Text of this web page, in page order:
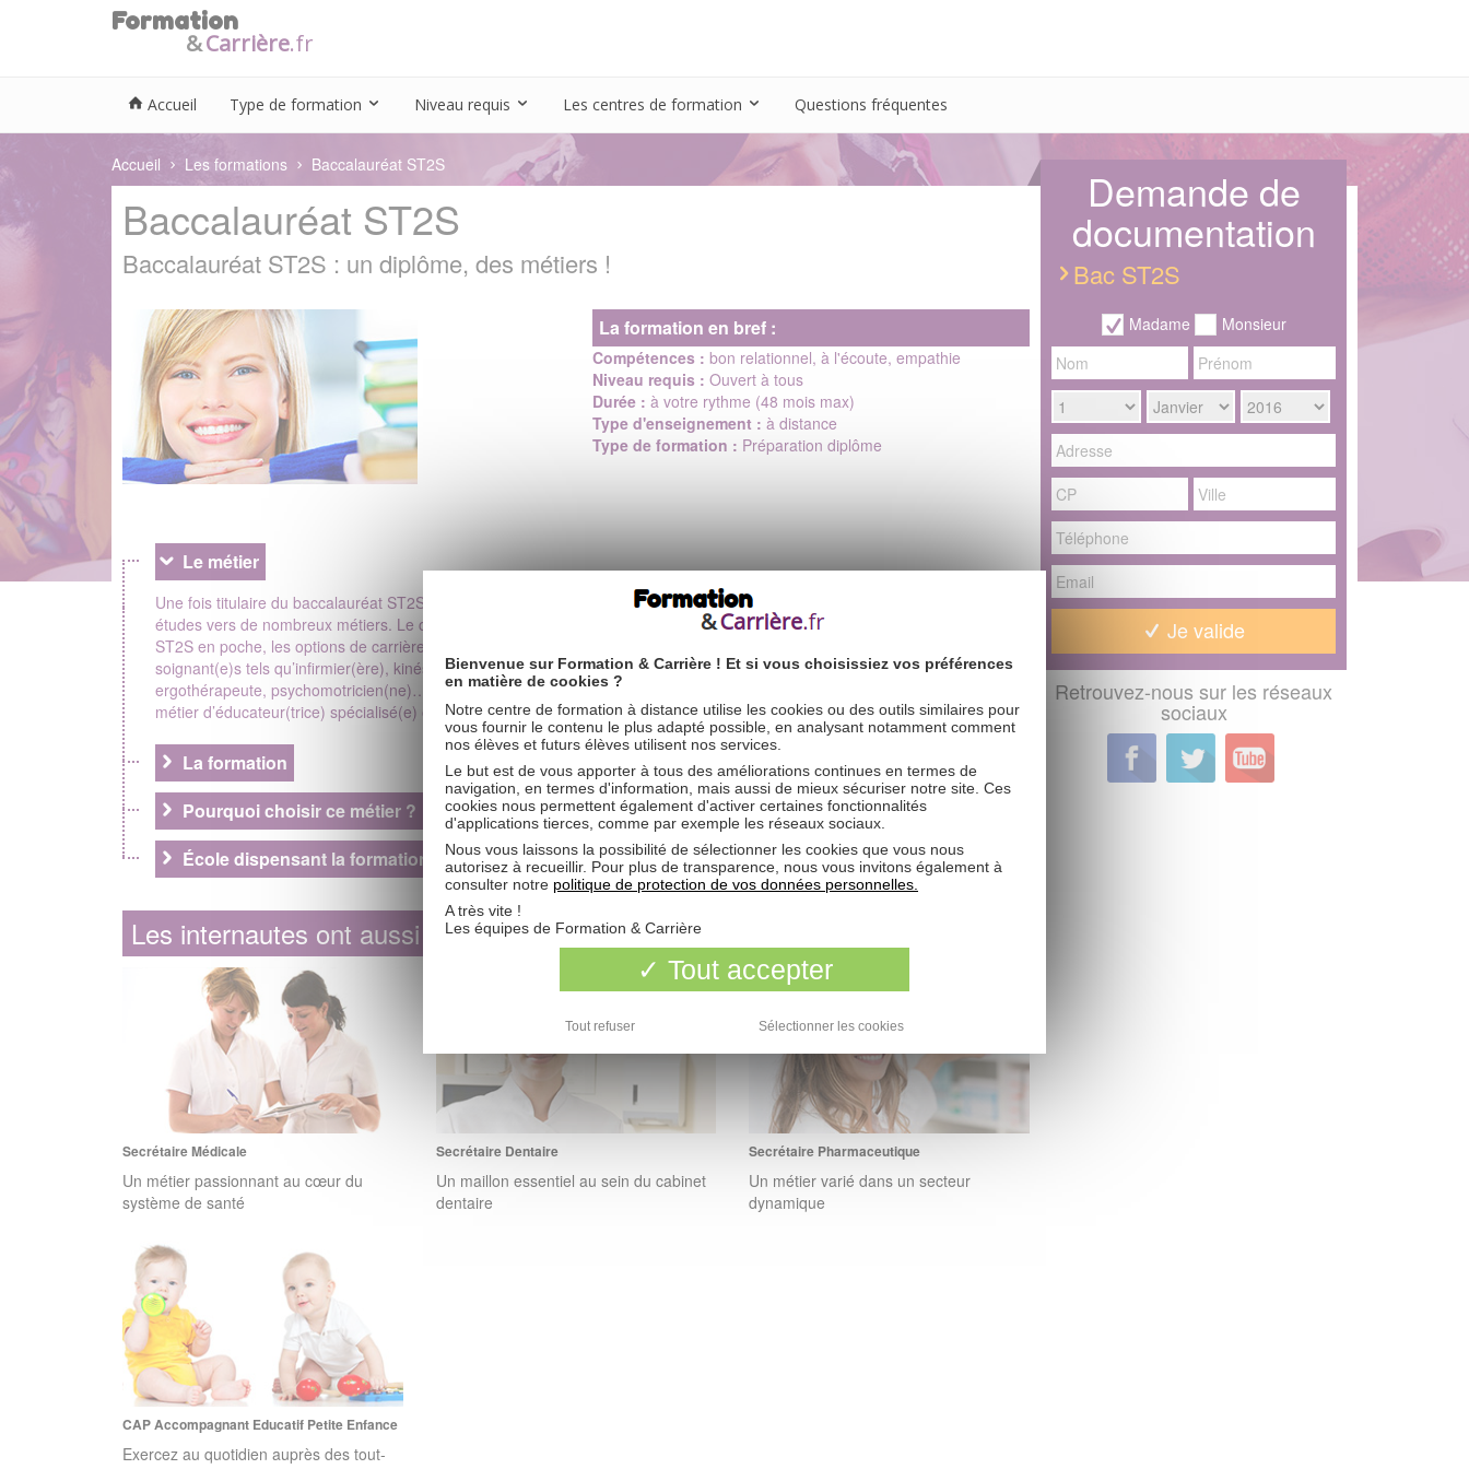
Formation
&Carrière.fr
Accueil Type de formation Niveau requis Les centres de formation Questions fréquentes
Accueil Les formations Baccalauréat ST2S
Baccalauréat ST2S
Baccalauréat ST2S : un diplôme, des métiers !
La formation en bref :
Compétences : bon relationnel, à l'écoute, empathie
Niveau requis : Ouvert à tous
Durée : à votre rythme (48 mois max)
Type d'enseignement : à distance
Type de formation : Préparation diplôme
Le métier
Une fois titulaire du baccalauréat ST2S (Sciences et Technologies de la Santé et du Social), vous pourrez poursuivre vos
études vers de nombreux métiers. Le contact humain et la satisfaction d’être utile au quotidien y seront permanents. Votre bac
ST2S en poche, les options de carrière qui s’ouvriront à vous seront multiples. Vous pourrez vous diriger vers des métiers de
soignant(e)s tels qu’infirmier(ère), kinésithérapeute, aide-soignant(e) ou encore les métiers de la rééducation :
ergothérapeute, psychomotricien(ne)… Enfin, si c’est davantage le social qui vous attire, vous pourrez vous diriger vers le
métier d’éducateur(trice) spécialisé(e) ou de jeunes enfants, puériculteur(trice), etc
La formation
Pourquoi choisir ce métier ?
École dispensant la formation
Les internautes ont aussi consulté ces formations :
Secrétaire Médicale
Un métier passionnant au cœur du
système de santé
Secrétaire Dentaire
Un maillon essentiel au sein du cabinet
dentaire
Secrétaire Pharmaceutique
Un métier varié dans un secteur
dynamique
CAP Accompagnant Educatif Petite Enfance
Exercez au quotidien auprès des tout-
Demande de
documentation
Bac ST2S
Madame Monsieur
Je valide
Retrouvez-nous sur les réseaux
sociaux
Bienvenue sur Formation & Carrière ! Et si vous choisissiez vos préférences
en matière de cookies ?
Notre centre de formation à distance utilise les cookies ou des outils similaires pour
vous fournir le contenu le plus adapté possible, en analysant notamment comment
nos élèves et futurs élèves utilisent nos services.
Le but est de vous apporter à tous des améliorations continues en termes de
navigation, en termes d'information, mais aussi de mieux sécuriser notre site. Ces
cookies nous permettent également d'activer certaines fonctionnalités
d'applications tierces, comme par exemple les réseaux sociaux.
Nous vous laissons la possibilité de sélectionner les cookies que vous nous
autorisez à recueillir. Pour plus de transparence, nous vous invitons également à
consulter notre politique de protection de vos données personnelles.
A très vite !
Les équipes de Formation & Carrière
Tout accepter
Tout refuser Sélectionner les cookies